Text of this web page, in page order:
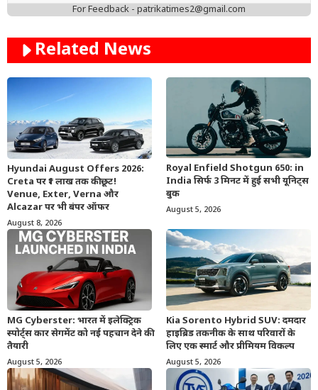
For Feedback - patrikatimes2@gmail.com
Related News
Hyundai August Offers 2026:
Creta पर ₹1 लाख तक की छूट!
Venue, Exter, Verna और
Alcazar पर भी बंपर ऑफर
August 8, 2026
Royal Enfield Shotgun 650: in
India सिर्फ 3 मिनट में हुई सभी यूनिट्स
बुक
August 5, 2026
MG Cyberster: भारत में इलेक्ट्रिक
स्पोर्ट्स कार सेगमेंट को नई पहचान देने की
तैयारी
August 5, 2026
Kia Sorento Hybrid SUV: दमदार
हाइब्रिड तकनीक के साथ परिवारों के
लिए एक स्मार्ट और प्रीमियम विकल्प
August 5, 2026